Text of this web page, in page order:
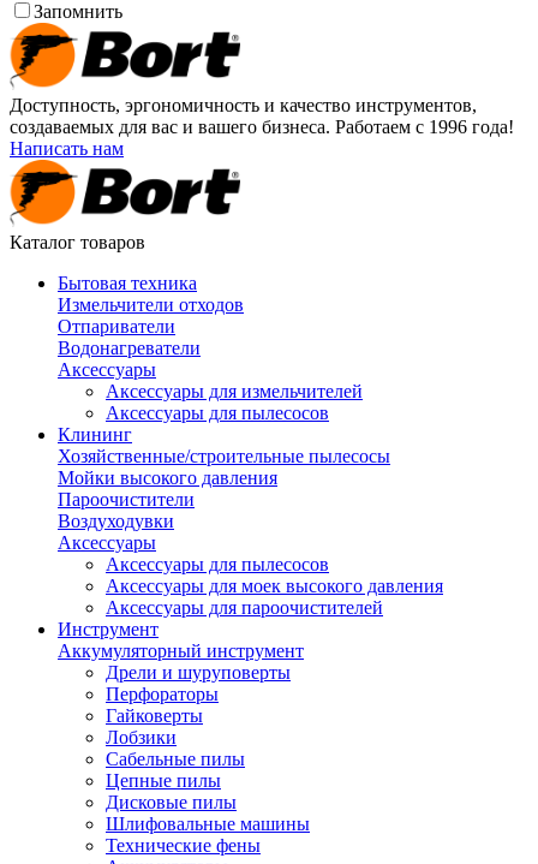
Запомнить
Доступность, эргономичность и качество инструментов,
создаваемых для вас и вашего бизнеса. Работаем с 1996 года!
Написать нам
Каталог товаров
Бытовая техника
Измельчители отходов
Отпариватели
Водонагреватели
Аксессуары
Аксессуары для измельчителей
Аксессуары для пылесосов
Клининг
Хозяйственные/строительные пылесосы
Мойки высокого давления
Пароочистители
Воздуходувки
Аксессуары
Аксессуары для пылесосов
Аксессуары для моек высокого давления
Аксессуары для пароочистителей
Инструмент
Аккумуляторный инструмент
Дрели и шуруповерты
Перфораторы
Гайковерты
Лобзики
Сабельные пилы
Цепные пилы
Дисковые пилы
Шлифовальные машины
Технические фены